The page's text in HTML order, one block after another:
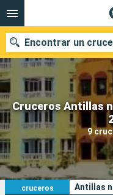
Cruceros Antillas
9
Encontrar un
Nuestros destinos
Fecha de salida
Puertos
9
cruceros
Sus
Antillas